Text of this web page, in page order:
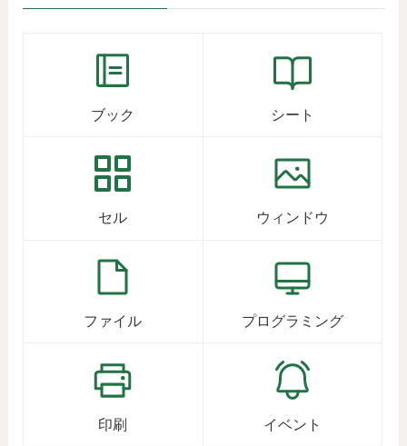
ブック シート
セル ウィンドウ
ファイル プログラミング
印刷 イベント